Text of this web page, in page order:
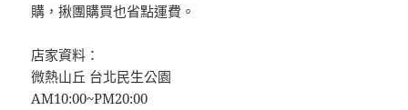
購，揪團購買也省點運費。
店家資料：
微熱山丘 台北民生公園
AM10:00~PM20:00